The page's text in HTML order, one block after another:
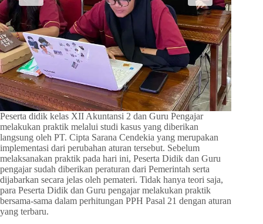
Peserta didik kelas XII Akuntansi 2 dan Guru Pengajar
melakukan praktik melalui studi kasus yang diberikan
langsung oleh PT. Cipta Sarana Cendekia yang merupakan
implementasi dari perubahan aturan tersebut. Sebelum
melaksanakan praktik pada hari ini, Peserta Didik dan Guru
pengajar sudah diberikan peraturan dari Pemerintah serta
dijabarkan secara jelas oleh pemateri. Tidak hanya teori saja,
para Peserta Didik dan Guru pengajar melakukan praktik
bersama-sama dalam perhitungan PPH Pasal 21 dengan aturan
yang terbaru.